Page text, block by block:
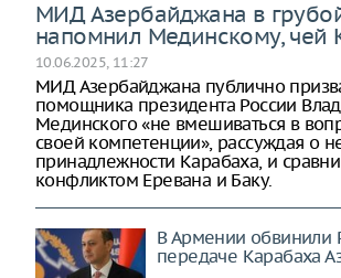
МИД Азербайджана в
напомнил Мединскому, чей
10.06.2025, 11:27
МИД Азербайджана публично
помощника президента России
Мединского «не вмешиваться в
своей компетенции», рассуждая о
принадлежности Карабаха, и
конфликтом Еревана и Баку.
В Армении обвинили
передаче Карабаха